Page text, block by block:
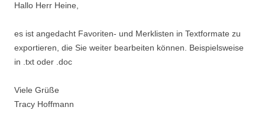
Hallo Herr Heine,
es ist angedacht Favoriten- und Merklisten in Textformate zu
exportieren, die Sie weiter bearbeiten können. Beispielsweise
in .txt oder .doc
Viele Grüße
Tracy Hoffmann